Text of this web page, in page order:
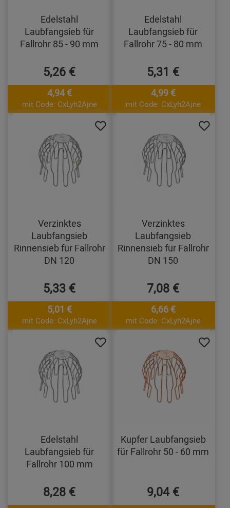
Edelstahl
Laubfangsieb für
Fallrohr 85 - 90 mm
5,26 €
4,94 €
mit Code: CxLyh2Ajne
Edelstahl
Laubfangsieb für
Fallrohr 75 - 80 mm
5,31 €
4,99 €
mit Code: CxLyh2Ajne
Verzinktes
Laubfangsieb
Rinnensieb für Fallrohr
DN 120
5,33 €
5,01 €
mit Code: CxLyh2Ajne
Verzinktes
Laubfangsieb
Rinnensieb für Fallrohr
DN 150
7,08 €
6,66 €
mit Code: CxLyh2Ajne
Edelstahl
Laubfangsieb für
Fallrohr 100 mm
8,28 €
Kupfer Laubfangsieb
für Fallrohr 50 - 60 mm
9,04 €